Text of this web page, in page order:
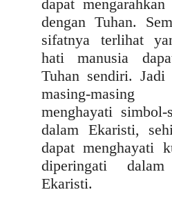
dapat
dengan Tuhan.
sifatnya terlihat
hati manusia
Tuhan sendiri.
masing-
menghayati
dalam Ekaristi,
dapat menghayati
diperingati
Ekaristi.